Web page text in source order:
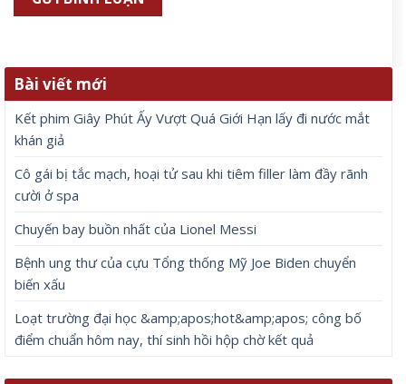
Bài viết mới
Kết phim Giây Phút Ấy Vượt Quá Giới Hạn lấy đi nước mắt
khán giả
Cô gái bị tắc mạch, hoại tử sau khi tiêm filler làm đầy rãnh
cười ở spa
Chuyến bay buồn nhất của Lionel Messi
Bệnh ung thư của cựu Tổng thống Mỹ Joe Biden chuyển
biến xấu
Loạt trường đại học &amp;apos;hot&amp;apos; công bố
điểm chuẩn hôm nay, thí sinh hồi hộp chờ kết quả